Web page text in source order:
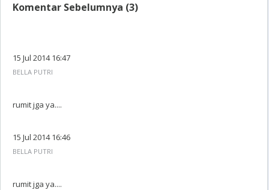
Komentar Sebelumnya (3)
15 Jul 2014 16:47
BELLA PUTRI
rumit jga ya....
15 Jul 2014 16:46
BELLA PUTRI
rumit jga ya....